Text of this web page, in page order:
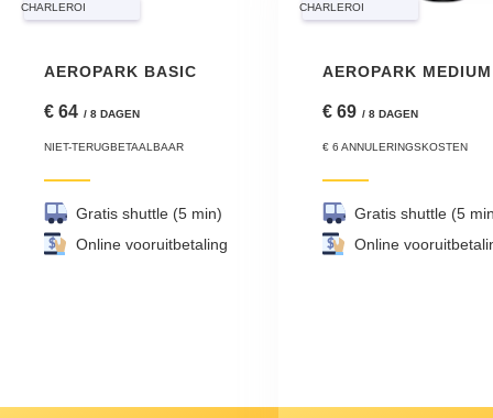
CHARLEROI
AEROPARK BASIC
€ 64 / 8 DAGEN
NIET-TERUGBETAALBAAR
Gratis shuttle (5 min)
Online vooruitbetaling
CHARLEROI
€ 69 / 8 DAGEN
€ 6 ANNULERINGSKOSTEN
Gratis shuttle (5
Online